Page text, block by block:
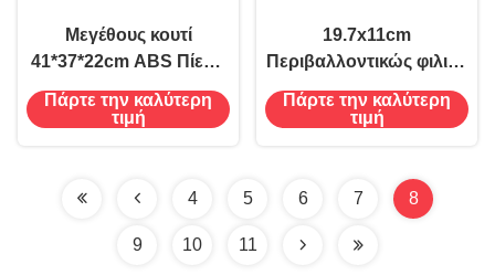
Μεγέθους κουτί
41*37*22cm ABS Πίεση
ποντικοπαγίδας
δολοφόνος για την
παρασίτων
Πάρτε την καλύτερη
τιμή
19.7x11cm
Περιβαλλοντικώς φιλικό
Πλάκα για εντόμματα
Επαναχρησιμοποιήσιμη
Πάρτε την καλύτερη
τιμή
4 5 6 7 8
9 10 11